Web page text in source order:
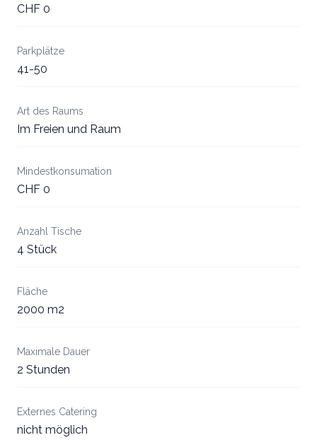
CHF 0
Parkplätze
41-50
Art des Raums
Im Freien und Raum
Mindestkonsumation
CHF 0
Anzahl Tische
4 Stück
Fläche
2000 m2
Maximale Dauer
2 Stunden
Externes Catering
nicht möglich